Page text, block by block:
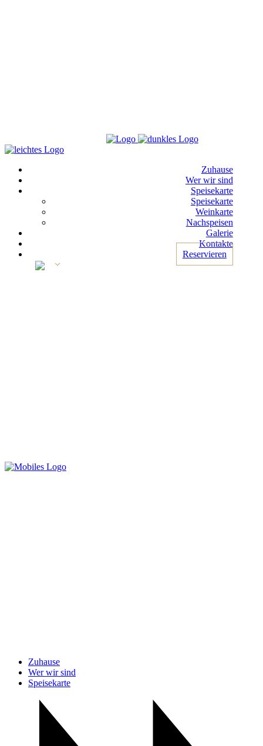
Zuhause
Wer wir sind
Speisekarte
Speisekarte
Weinkarte
Nachspeisen
Galerie
Kontakte
Reservieren
Zuhause
Wer wir sind
Speisekarte